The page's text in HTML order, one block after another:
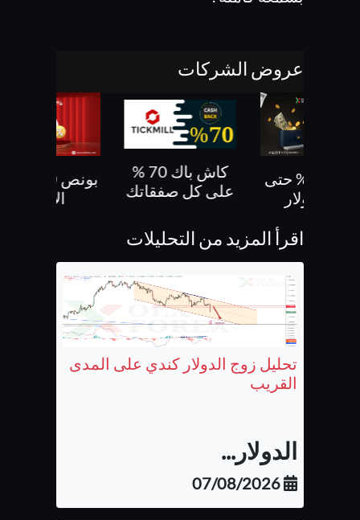
عروض الشركات
بونص 30% حتى
كاش باك 70 %
على كل صفقاتك
الايداع
اقرأ المزيد من التحليلات
تحليل زوج الدولار كندي على المدى
القريب
الدولار...
07/08/2026